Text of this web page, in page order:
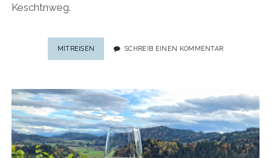
Keschtnweg.
MITREISEN TÖRGGELEN
IN
5
PRAKTISCHE
TIPPS
FÜR
DEN
KESCHTNWEG
SCHREIB EINEN KOMMENTAR